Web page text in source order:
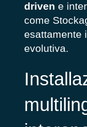
driven e
come
esattamente
evolutiva.